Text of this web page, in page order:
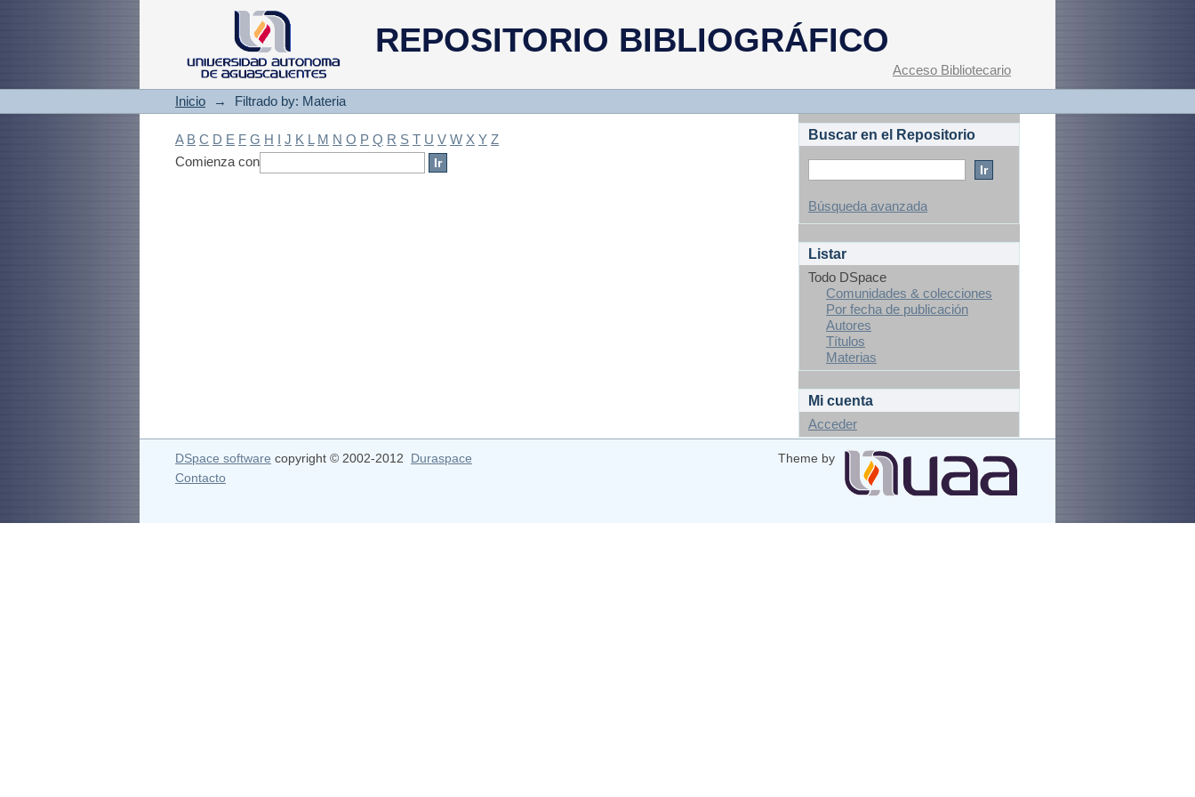
REPOSITORIO BIBLIOGRÁFICO
Filtrado by: Materia
Acceso Bibliotecario
Inicio → Filtrado by: Materia
A B C D E F G H I J K L M N O P Q R S T U V W X Y Z
Comienza con
Buscar en el Repositorio
Búsqueda avanzada
Listar
Todo DSpace
Comunidades & colecciones
Por fecha de publicación
Autores
Títulos
Materias
Mi cuenta
Acceder
DSpace software copyright © 2002-2012 Duraspace
Theme by
Contacto